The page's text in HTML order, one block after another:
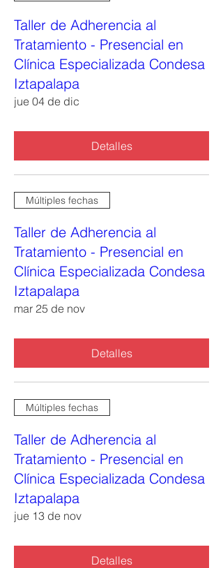
Taller de Adherencia al
Tratamiento - Presencial en
Clínica Especializada Condesa
Iztapalapa
jue 04 de dic
Detalles
Múltiples fechas
Taller de Adherencia al
Tratamiento - Presencial en
Clínica Especializada Condesa
Iztapalapa
mar 25 de nov
Detalles
Múltiples fechas
Taller de Adherencia al
Tratamiento - Presencial en
Clínica Especializada Condesa
Iztapalapa
jue 13 de nov
Detalles